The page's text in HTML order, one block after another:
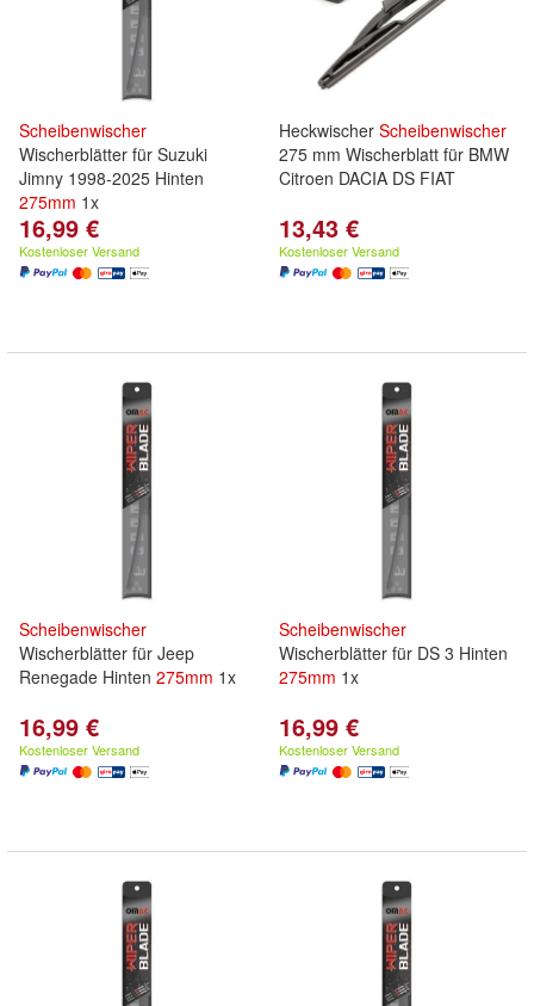
Scheibenwischer
Wischerblätter für Suzuki
Jimny 1998-2025 Hinten
275mm 1x
16,99 €
Kostenloser Versand
Heckwischer Scheibenwischer
275 mm Wischerblatt für BMW
Citroen DACIA DS FIAT
13,43 €
Kostenloser Versand
Scheibenwischer
Wischerblätter für Jeep
Renegade Hinten 275mm 1x
16,99 €
Kostenloser Versand
Scheibenwischer
Wischerblätter für DS 3 Hinten
275mm 1x
16,99 €
Kostenloser Versand